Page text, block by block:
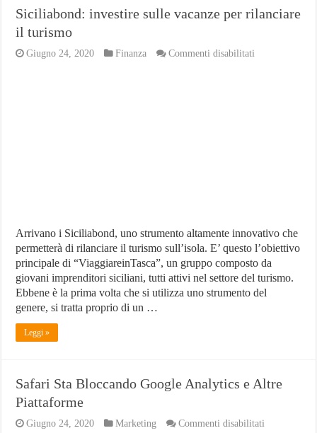
Siciliabond: investire sulle vacanze per rilanciare
il turismo
Giugno 24, 2020 Finanza Commenti disabilitati
Arrivano i Siciliabond, uno strumento altamente innovativo che
permetterà di rilanciare il turismo sull’isola. E’ questo l’obiettivo
principale di “ViaggiareinTasca”, un gruppo composto da
giovani imprenditori siciliani, tutti attivi nel settore del turismo.
Ebbene è la prima volta che si utilizza uno strumento del
genere, si tratta proprio di un …
Leggi »
Safari Sta Bloccando Google Analytics e Altre
Piattaforme
Giugno 24, 2020 Marketing Commenti disabilitati